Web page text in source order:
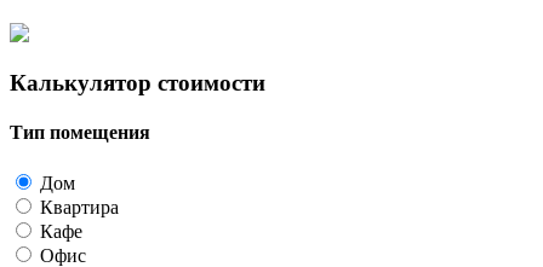
Калькулятор стоимости
Тип помещения
Дом
Квартира
Кафе
Офис